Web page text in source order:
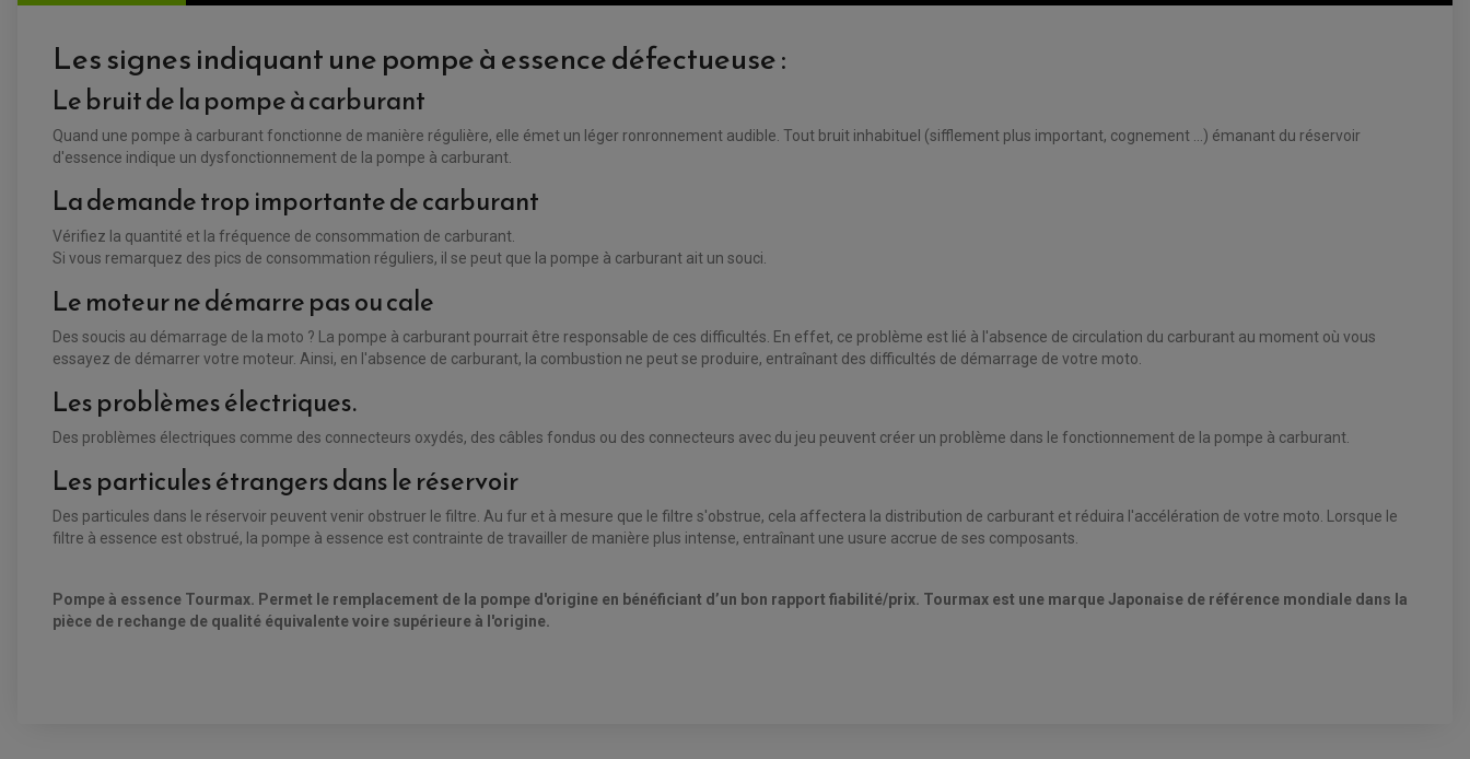
Les signes indiquant une pompe à essence défectueuse :
Le bruit de la pompe à carburant
Quand une pompe à carburant fonctionne de manière régulière, elle émet un léger ronronnement audible. Tout bruit inhabituel (sifflement plus important, cognement ...) émanant du réservoir
d'essence indique un dysfonctionnement de la pompe à carburant.
La demande trop importante de carburant
Vérifiez la quantité et la fréquence de consommation de carburant.
Si vous remarquez des pics de consommation réguliers, il se peut que la pompe à carburant ait un souci.
Le moteur ne démarre pas ou cale
Des soucis au démarrage de la moto ? La pompe à carburant pourrait être responsable de ces difficultés. En effet, ce problème est lié à l'absence de circulation du carburant au moment où vous
essayez de démarrer votre moteur. Ainsi, en l'absence de carburant, la combustion ne peut se produire, entraînant des difficultés de démarrage de votre moto.
Les problèmes électriques.
Des problèmes électriques comme des connecteurs oxydés, des câbles fondus ou des connecteurs avec du jeu peuvent créer un problème dans le fonctionnement de la pompe à carburant.
Les particules étrangers dans le réservoir
Des particules dans le réservoir peuvent venir obstruer le filtre. Au fur et à mesure que le filtre s'obstrue, cela affectera la distribution de carburant et réduira l'accélération de votre moto. Lorsque le
filtre à essence est obstrué, la pompe à essence est contrainte de travailler de manière plus intense, entraînant une usure accrue de ses composants.
Pompe à essence Tourmax. Permet le remplacement de la pompe d'origine en bénéficiant d’un bon rapport fiabilité/prix. Tourmax est une marque Japonaise de référence mondiale dans la
pièce de rechange de qualité équivalente voire supérieure à l'origine.